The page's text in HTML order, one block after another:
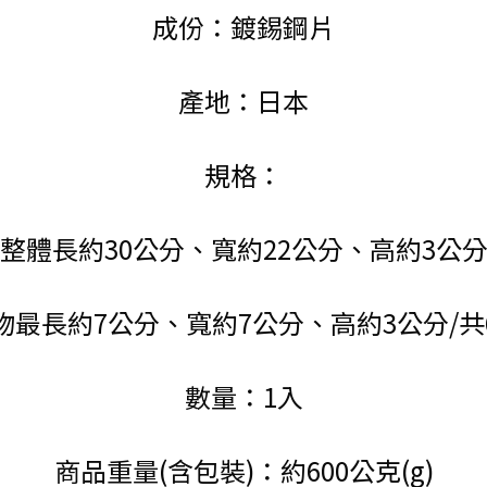
成份：鍍錫鋼片
產地：日本
規格：
整體長約30公分、寬約22公分、高約3公分
最長約7公分、寬約7公分、高約3公分/
數量：1入
商品重量(含包裝)：約600公克(g)